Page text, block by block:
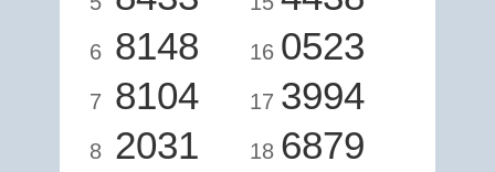
6 8148
7 8104
8 2031
16 0523
17 3994
18 6879